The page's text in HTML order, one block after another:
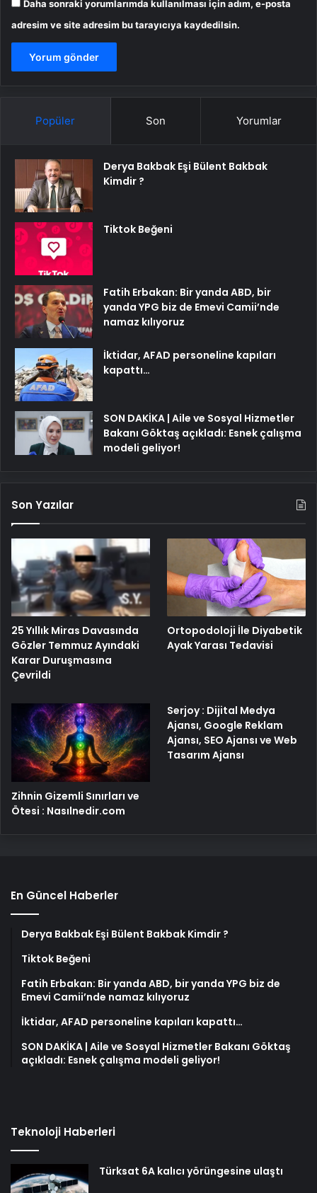
Daha sonraki yorumlarımda kullanılması için adım, e-posta
adresim ve site adresim bu tarayıcıya kaydedilsin.
Popüler Son Yorumlar
Derya Bakbak Eşi Bülent Bakbak
Kimdir ?
Tiktok Beğeni
Fatih Erbakan: Bir yanda ABD, bir
yanda YPG biz de Emevi Camii’nde
namaz kılıyoruz
İktidar, AFAD personeline kapıları
kapattı…
SON DAKİKA | Aile ve Sosyal Hizmetler
Bakanı Göktaş açıkladı: Esnek çalışma
modeli geliyor!
Son Yazılar
25 Yıllık Miras Davasında
Gözler Temmuz Ayındaki
Karar Duruşmasına
Çevrildi
Ortopodoloji İle Diyabetik
Ayak Yarası Tedavisi
Zihnin Gizemli Sınırları ve
Ötesi : Nasılnedir.com
Serjoy : Dijital Medya
Ajansı, Google Reklam
Ajansı, SEO Ajansı ve Web
Tasarım Ajansı
En Güncel Haberler
Derya Bakbak Eşi Bülent Bakbak Kimdir ?
Tiktok Beğeni
Fatih Erbakan: Bir yanda ABD, bir yanda YPG biz de
Emevi Camii’nde namaz kılıyoruz
İktidar, AFAD personeline kapıları kapattı…
SON DAKİKA | Aile ve Sosyal Hizmetler Bakanı Göktaş
açıkladı: Esnek çalışma modeli geliyor!
Teknoloji Haberleri
Türksat 6A kalıcı yörüngesine ulaştı